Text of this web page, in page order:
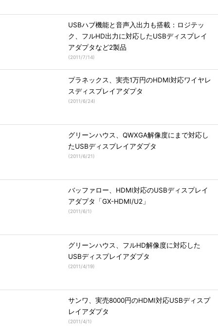
USBハブ機能と音声入出力も搭載：ロジテッ
ク、フルHD出力に対応したUSBディスプレイ
アダプタなど2製品
(2011/7/14)
プラネックス、実売1万円のHDMI対応ワイヤレ
スディスプレイアダプタ
(2011/6/24)
グリーンハウス、QWXGA解像度にまで対応し
たUSBディスプレイアダプタ
(2011/6/21)
バッファロー、HDMI対応のUSBディスプレイ
アダプタ「GX-HDMI/U2」
(2011/6/1)
グリーンハウス、フルHD解像度に対応した
USBディスプレイアダプタ
(2011/4/19)
サンワ、実売8000円のHDMI対応USBディスプ
レイアダプタ
(2011/4/1)